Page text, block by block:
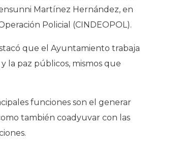
Martínez Hernández, en
Policial (CINDEOPOL).
que el Ayuntamiento trabaja
la paz públicos, mismos que
funciones son el generar
también coadyuvar con las